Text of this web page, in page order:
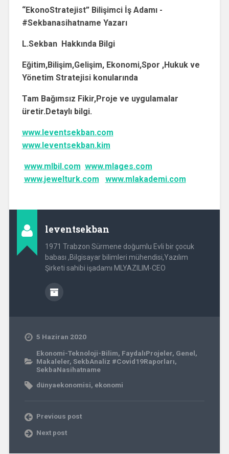
“EkonoStratejist” Bilişimci İş Adamı -
#Sekbanasihatname Yazarı
L.Sekban Hakkında Bilgi
Eğitim,Bilişim,Gelişim, Ekonomi,Spor ,Hukuk ve
Yönetim Stratejisi konularında
Tam Bağımsız Fikir,Proje ve uygulamalar
üretir.Detaylı bilgi.
www.leventsekban.com
www.leventsekban.kim
www.mlbil.com www.mlages.com
www.jewelturk.com
www.mlakademi.com
leventsekban
1971 Trabzon Sürmene doğumlu Evli bir çocuk
babası ,Bilgisayar bilimleri mühendisi,Yazılım
Şirketi sahibi işadamı MLYAZILIM-CEO
5 Haziran 2020
Ekonomi-Teknoloji-Bilim, FaydalıProjeler, Genel,
Makaleler, SekbAnaliz #Covid19Raporları,
SekbaNasihatname
dünyaekonomisi, ekonomi
Previous post
Next post